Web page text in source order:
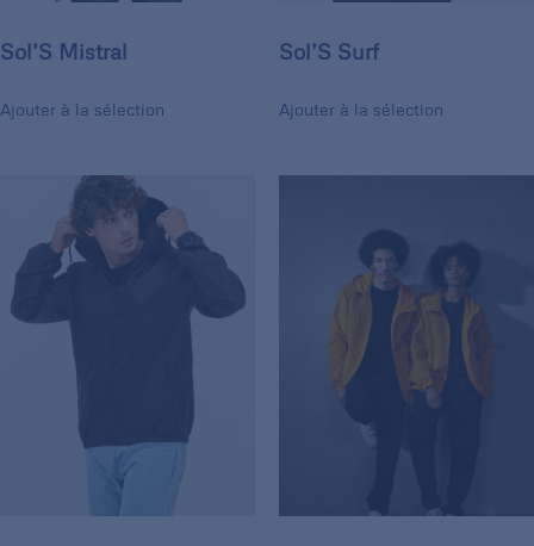
Sol’S Mistral
Ajouter à la sélection
Sol’S Surf
Ajouter à la sélection